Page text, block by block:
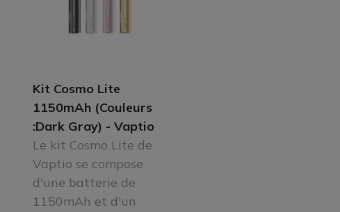
Kit Cosmo Lite
1150mAh (Couleurs
:Dark Gray) - Vaptio
Le kit Cosmo Lite de
Vaptio se compose
d'une batterie de
1150mAh et d'un